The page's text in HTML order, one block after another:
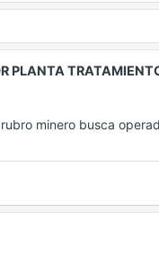
PLANTA
minero busca